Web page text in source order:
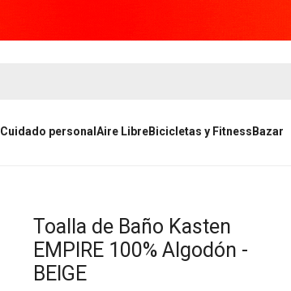
Cuidado personal Aire LibreBicicletas y Fitness Bazar
Toalla de Baño Kasten
EMPIRE 100% Algodón -
BEIGE